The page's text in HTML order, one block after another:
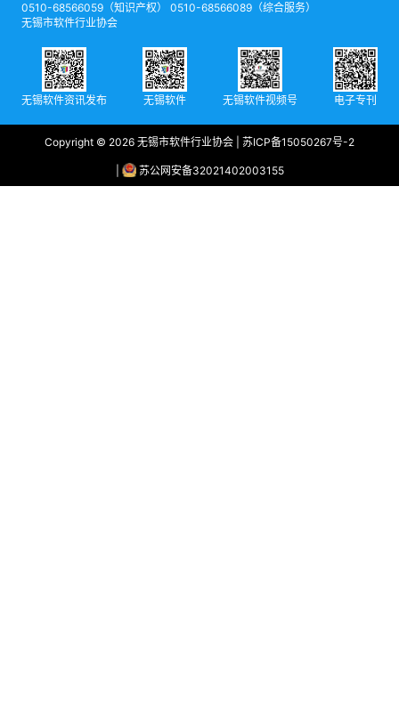
0510-68566059（知识产权） 0510-68566089（综合服务）
无锡市软件行业协会
无锡软件资讯发布 无锡软件 无锡软件视频号 电子专刊
Copyright © 2026 无锡市软件行业协会 | 苏ICP备15050267号-2
苏公网安备32021402003155